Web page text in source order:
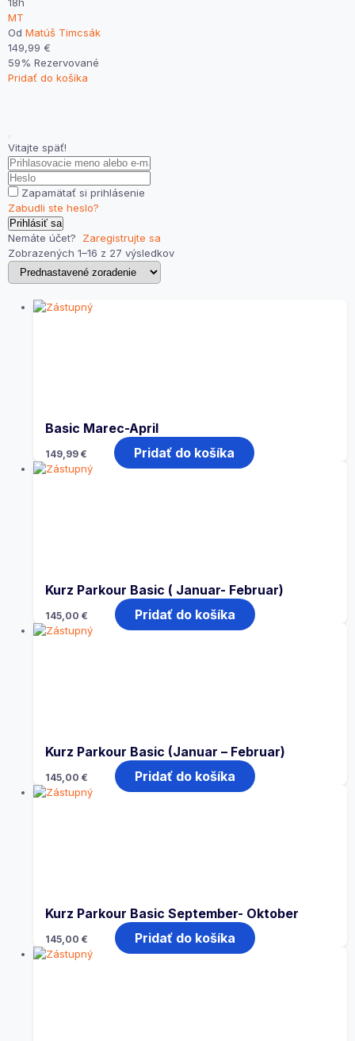
MT
Od Matúš Timcsák
149,99 €
59% Rezervované
Pridať do košíka
Vitajte späť!
Zapamätať si prihlásenie
Zabudli ste heslo?
Prihlásiť sa
Nemáte účet? Zaregistrujte sa
Zobrazených 1–16 z 27 výsledkov
Basic Marec-April
149,99 € Pridať do košíka
Kurz Parkour Basic ( Januar- Februar)
145,00 € Pridať do košíka
Kurz Parkour Basic (Januar – Februar)
145,00 € Pridať do košíka
Kurz Parkour Basic September- Oktober
145,00 € Pridať do košíka